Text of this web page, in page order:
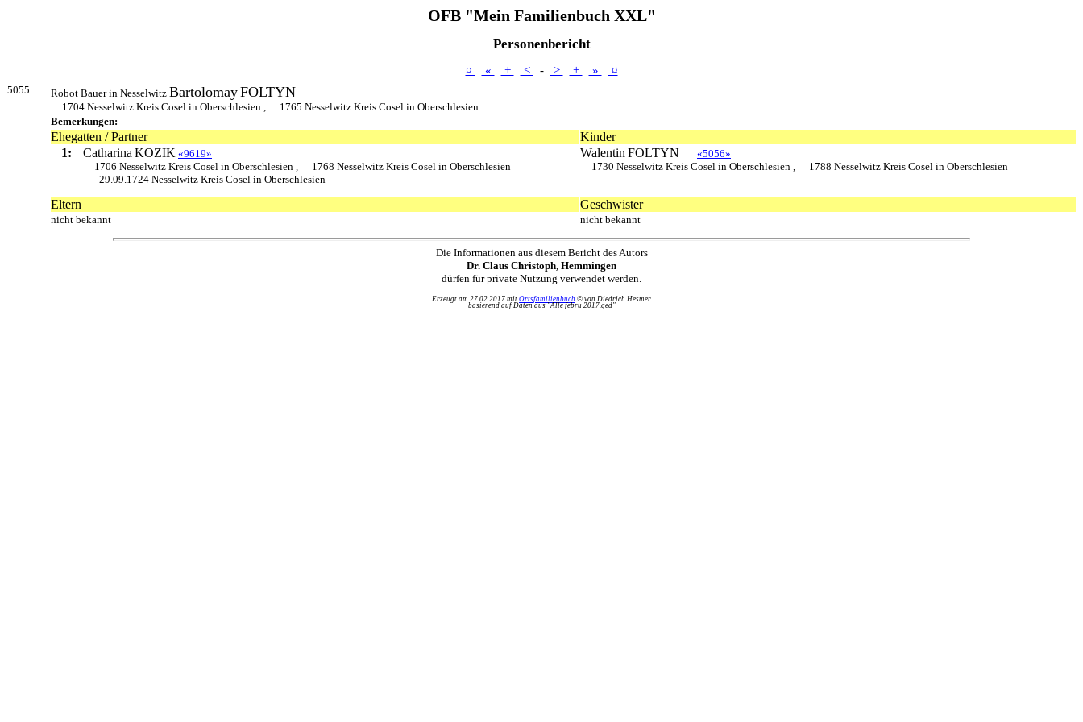
OFB "Mein Familienbuch XXL"
Personenbericht
¤ « + < - > + » ¤
5055 Robot Bauer in Nesselwitz BartolomayFOLTYN
1704 Nesselwitz Kreis Cosel in Oberschlesien ,
1765 Nesselwitz Kreis Cosel in Oberschlesien
Bemerkungen:
Ehegatten / Partner
Kinder
1:
Catharina KOZIK «9619»
1706 Nesselwitz Kreis Cosel in Oberschlesien ,
1768 Nesselwitz Kreis Cosel in Oberschlesien
29.09.1724 Nesselwitz Kreis Cosel in Oberschlesien
Walentin FOLTYN
«5056»
1730 Nesselwitz Kreis Cosel in Oberschlesien ,
1788 Nesselwitz Kreis Cosel in Oberschlesien
Eltern Geschwister
nicht bekannt nicht bekannt
Die Informationen aus diesem Bericht des Autors
Dr. Claus Christoph, Hemmingen
dürfen für private Nutzung verwendet werden.
Erzeugt am 27.02.2017 mit Ortsfamilienbuch © von Diedrich Hesmer
basierend auf Daten aus "Alle febru 2017.ged"